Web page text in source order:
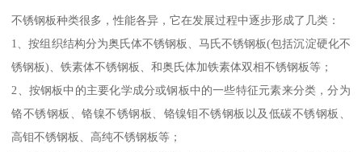
不锈钢板种类很多，性能各异，它在发展过程中逐步形成了几类：
1、按组织结构分为奥氏体不锈钢板、马氏不锈钢板(包括沉淀硬化不
锈钢板)、铁素体不锈钢板、和奥氏体加铁素体双相不锈钢板等；
2、按钢板中的主要化学成分或钢板中的一些特征元素来分类，分为
铬不锈钢板、铬镍不锈钢板、铬镍钼不锈钢板以及低碳不锈钢板、
高钼不锈钢板、高纯不锈钢板等；